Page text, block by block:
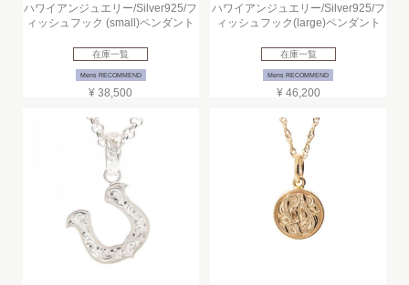
ハワイアンジュエリー/Silver925/フ
ィッシュフック (small)ペンダント
在庫一覧
Mens RECOMMEND
¥ 38,500
ハワイアンジュエリー/Silver925/フ
ィッシュフック(large)ペンダント
在庫一覧
Mens RECOMMEND
¥ 46,200